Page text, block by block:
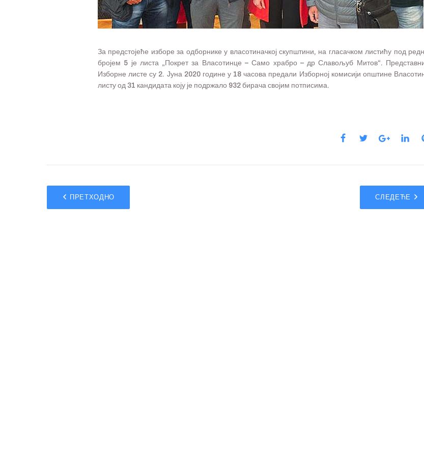
За предстојеће изборе за одборнике у власотиначкој скупштини, на гласачком листићу под
бројем 5 је листа „Покрет за Власотинце – Само храбро – др Славољуб Митов“.
Изборне листе су 2. Јуна 2020 године у 18 часова предали Изборној комисији општине
листу од 31 кандидата коју је подржало 932 бирача својим потписима.
ПРЕТХОДНО СЛЕДЕЋЕ